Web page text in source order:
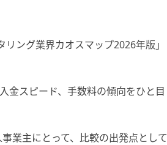
ング業界カオスマップ2026年版」
金スピード、手数料の傾向をひと目
業主にとって、比較の出発点として